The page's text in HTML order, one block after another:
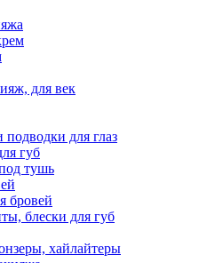
для век
для глаз
губ
тушь
бровей
блески для губ
хайлайтеры